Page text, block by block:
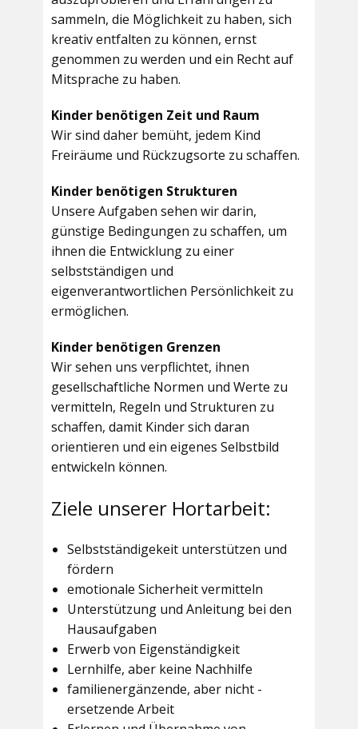
sammeln, die Möglichkeit zu haben, sich
kreativ entfalten zu können, ernst
genommen zu werden und ein Recht auf
Mitsprache zu haben.
Kinder benötigen Zeit und Raum
Wir sind daher bemüht, jedem Kind
Freiräume und Rückzugsorte zu schaffen.
Kinder benötigen Strukturen
Unsere Aufgaben sehen wir darin,
günstige Bedingungen zu schaffen, um
ihnen die Entwicklung zu einer
selbstständigen und
eigenverantwortlichen Persönlichkeit zu
ermöglichen.
Kinder benötigen Grenzen
Wir sehen uns verpflichtet, ihnen
gesellschaftliche Normen und Werte zu
vermitteln, Regeln und Strukturen zu
schaffen, damit Kinder sich daran
orientieren und ein eigenes Selbstbild
entwickeln können.
Ziele unserer Hortarbeit:
Selbstständigekeit unterstützen und
fördern
emotionale Sicherheit vermitteln
Unterstützung und Anleitung bei den
Hausaufgaben
Erwerb von Eigenständigkeit
Lernhilfe, aber keine Nachhilfe
familienergänzende, aber nicht -
ersetzende Arbeit